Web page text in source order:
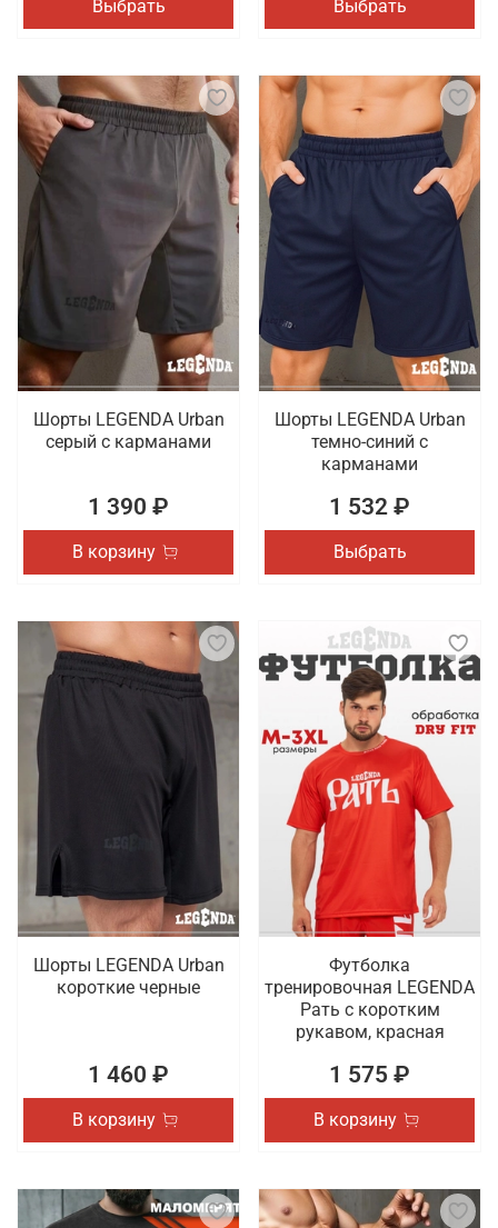
Выбрать Выбрать
Шорты LEGENDA Urban
серый c карманами
1 390 ₽
В корзину
Шорты LEGENDA Urban
темно-синий с
карманами
1 532 ₽
Выбрать
Шорты LEGENDA Urban
короткие черные
1 460 ₽
В корзину
Футболка
тренировочная LEGENDA
Рать с коротким
рукавом, красная
1 575 ₽
В корзину